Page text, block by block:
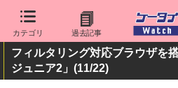
カテゴリ 過去記事
フィルタリング対応ブラウザを
ジュニア2」 (11/22)